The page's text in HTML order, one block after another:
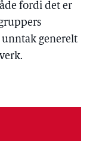
fordi det er
generelt